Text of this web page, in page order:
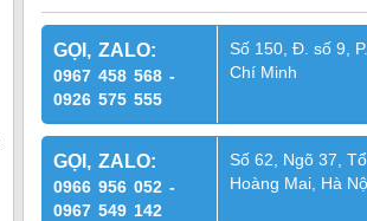
GỌI, ZALO:
0967 458 568 -
0926 575 555
Số 150, Đ. số 9,
Chí Minh
GỌI, ZALO:
0966 956 052 -
0967 549 142
Số 62, Ngõ 37,
Hoàng Mai, Hà